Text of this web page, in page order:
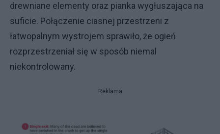
drewniane elementy oraz pianka wygłuszająca na
suficie. Połączenie ciasnej przestrzeni z
łatwopalnym wystrojem sprawiło, że ogień
rozprzestrzeniał się w sposób niemal
niekontrolowany.
Reklama